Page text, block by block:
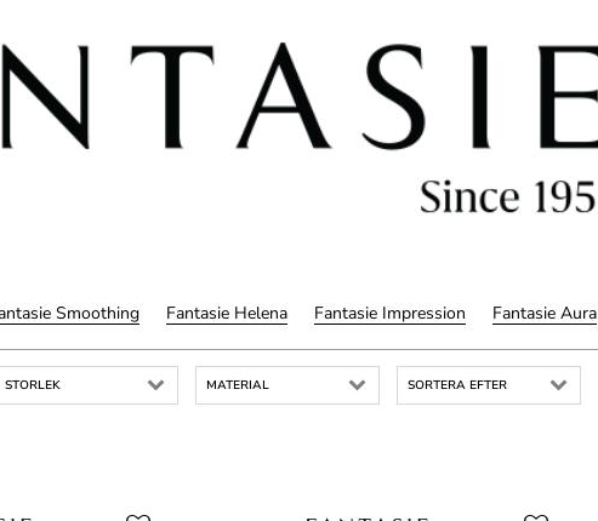
Smoothing Fantasie Helena Fantasie Impression Fantasie Aura
STORLEK MATERIAL SORTERA EFTER